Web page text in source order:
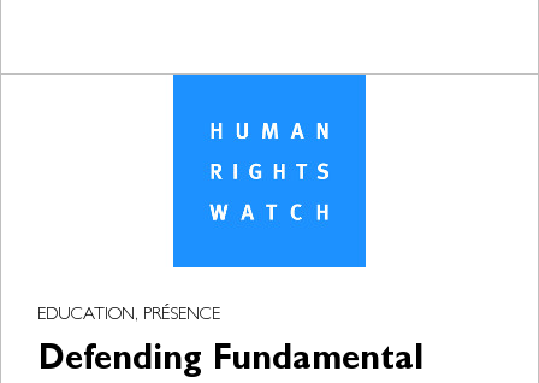
EDUCATION, PRÉSENCE
Defending Fundamental